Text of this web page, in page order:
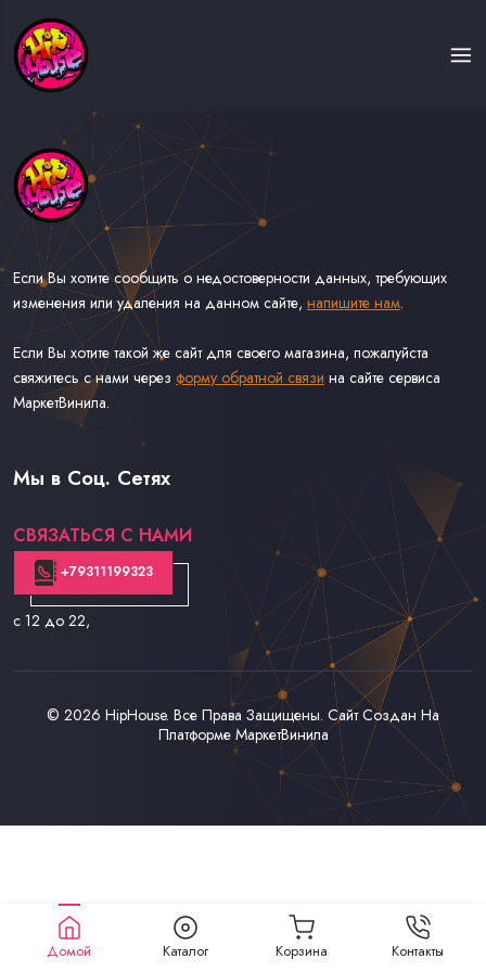
Если Вы хотите сообщить о недостоверности данных, требующих
изменения или удаления на данном сайте, напишите нам.
Если Вы хотите такой же сайт для своего магазина, пожалуйста
свяжитесь с нами через форму обратной связи на сайте сервиса
МаркетВинила.
Каталог Музыки на Виниле В Наличии
Доставка и Оплата
Мы в Соц. Сетях
СВЯЗАТЬСЯ С НАМИ
+79311199323
с 12 до 22,
© 2026 HipHouse. Все Права Защищены. Сайт Создан На
Платформе МаркетВинила
Домой Каталог Корзина Контакты